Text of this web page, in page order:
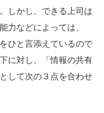
しかし、できる上司は
力などによっては、
ひと言添えているので
に対し、「情報の共有
して次の３点を合わせ